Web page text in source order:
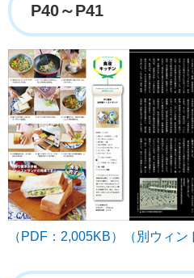
P40～P41
（PDF：2,005KB）（別ウィン